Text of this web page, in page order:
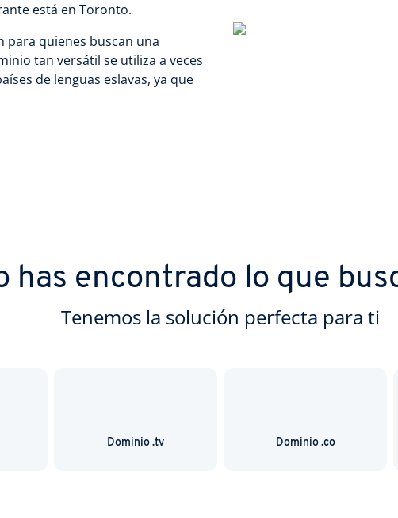
está en Toronto.
para quienes buscan una
tan versátil se utiliza a veces
de lenguas eslavas, ya que
has encontrado lo que
Tenemos la solución perfecta para ti
Dominio .tv Dominio .co